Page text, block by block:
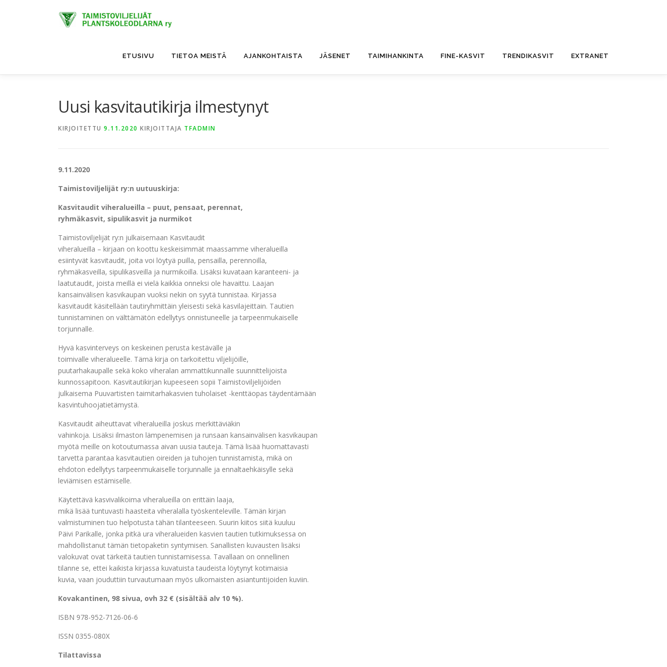
ETUSIVU TIETOA MEISTÄ AJANKOHTAISTA JÄSENET TAIMIHANKINTA FINE-KASVIT TRENDIKASVIT EXTRANET
Uusi kasvitautikirja ilmestynyt
KIRJOITETTU 9.11.2020 KIRJOITTAJA TFADMIN
9.11.2020
Taimistoviljelijät ry:n uutuuskirja:
Kasvitaudit viheralueilla – puut, pensaat, perennat,
ryhmäkasvit, sipulikasvit ja nurmikot
Taimistoviljelijät ry:n julkaisemaan Kasvitaudit
viheralueilla – kirjaan on koottu keskeisimmät maassamme viheralueilla
esiintyvät kasvitaudit, joita voi löytyä puilla, pensailla, perennoilla,
ryhmäkasveilla, sipulikasveilla ja nurmikoilla. Lisäksi kuvataan karanteeni- ja
laatutaudit, joista meillä ei vielä kaikkia onneksi ole havaittu. Laajan
kansainvälisen kasvikaupan vuoksi nekin on syytä tunnistaa. Kirjassa
kasvitaudit käsitellään tautiryhmittäin yleisesti sekä kasvilajeittain. Tautien
tunnistaminen on välttämätön edellytys onnistuneelle ja tarpeenmukaiselle
torjunnalle.
Hyvä kasvinterveys on keskeinen perusta kestävälle ja
toimivalle viheralueelle. Tämä kirja on tarkoitettu viljelijöille,
puutarhakaupalle sekä koko viheralan ammattikunnalle suunnittelijoista
kunnossapitoon. Kasvitautikirjan kupeeseen sopii Taimistoviljelijöiden
julkaisema Puuvartisten taimitarhakasvien tuholaiset -kenttäopas täydentämään
kasvintuhoojatietämystä.
Kasvitaudit aiheuttavat viheralueilla joskus merkittäviäkin
vahinkoja. Lisäksi ilmaston lämpenemisen ja runsaan kansainvälisen kasvikaupan
myötä meille on kotoutumassa aivan uusia tauteja. Tämä lisää huomattavasti
tarvetta parantaa kasvitautien oireiden ja tuhojen tunnistamista, mikä on
ehdoton edellytys tarpeenmukaiselle torjunnalle ja ennaltaehkäisylle sekä
leviämisen estämiselle.
Käytettävä kasvivalikoima viheralueilla on erittäin laaja,
mikä lisää tuntuvasti haasteita viheralalla työskenteleville. Tämän kirjan
valmistuminen tuo helpotusta tähän tilanteeseen. Suurin kiitos siitä kuuluu
Päivi Parikalle, jonka pitkä ura viheralueiden kasvien tautien tutkimuksessa on
mahdollistanut tämän tietopaketin syntymisen. Sanallisten kuvausten lisäksi
valokuvat ovat tärkeitä tautien tunnistamisessa. Tavallaan on onnellinen
tilanne se, ettei kaikista kirjassa kuvatuista taudeista löytynyt kotimaisia
kuvia, vaan jouduttiin turvautumaan myös ulkomaisten asiantuntijoiden kuviin.
Kovakantinen, 98 sivua, ovh 32 € (sisältää alv 10 %).
ISBN 978-952-7126-06-6
ISSN 0355-080X
Tilattavissa